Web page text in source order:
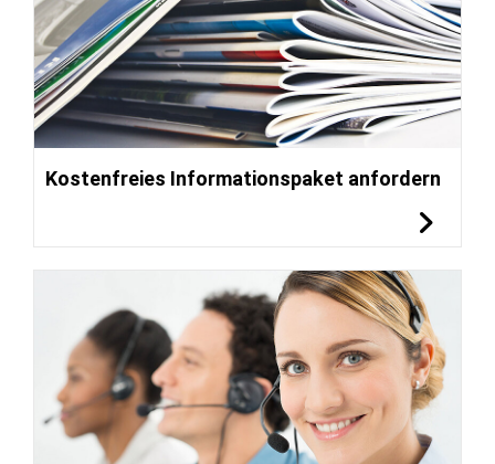
Kostenfreies Informationspaket anfordern